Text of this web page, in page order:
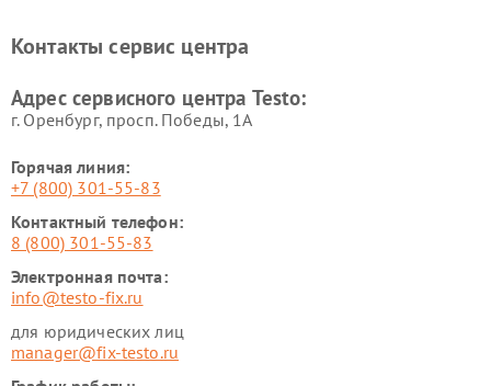
Контакты сервис центра
Адрес сервисного центра Testo:
г. Оренбург, просп. Победы, 1А
Горячая линия:
+7 (800) 301-55-83
Контактный телефон:
8 (800) 301-55-83
Электронная почта:
info@testo-fix.ru
для юридических лиц
manager@fix-testo.ru